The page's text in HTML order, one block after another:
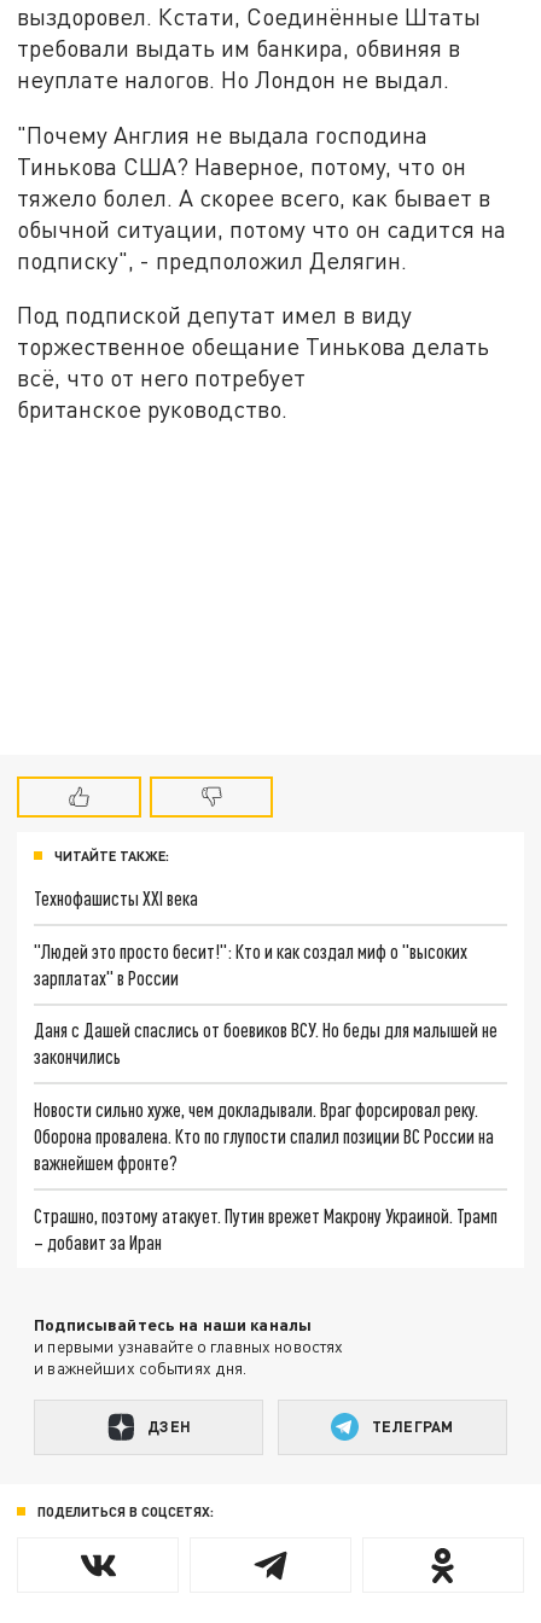
выздоровел. Кстати, Соединённые Штаты
требовали выдать им банкира, обвиняя в
неуплате налогов. Но Лондон не выдал.
"Почему Англия не выдала господина
Тинькова США? Наверное, потому, что он
тяжело болел. А скорее всего, как бывает в
обычной ситуации, потому что он садится на
подписку", - предположил Делягин.
Под подпиской депутат имел в виду
торжественное обещание Тинькова делать
всё, что от него потребует
британское руководство.
ЧИТАЙТЕ ТАКЖЕ:
Технофашисты XXI века
"Людей это просто бесит!": Кто и как создал миф о "высоких
зарплатах" в России
Даня с Дашей спаслись от боевиков ВСУ. Но беды для малышей не
закончились
Новости сильно хуже, чем докладывали. Враг форсировал реку.
Оборона провалена. Кто по глупости спалил позиции ВС России на
важнейшем фронте?
Страшно, поэтому атакует. Путин врежет Макрону Украиной. Трамп
– добавит за Иран
Подписывайтесь на наши каналы
и первыми узнавайте о главных новостях
и важнейших событиях дня.
ДЗЕН ТЕЛЕГРАМ
ПОДЕЛИТЬСЯ В СОЦСЕТЯХ: